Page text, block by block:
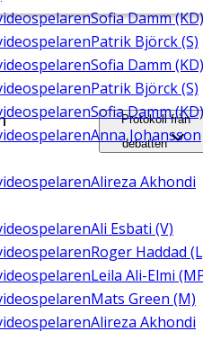
Sofia Damm (KD)
Patrik Björck (S)
Sofia Damm (KD)
Patrik Björck (S)
Sofia Damm (KD)
Anna Johansson
Alireza Akhondi
Ali Esbati (V)
Roger Haddad
Leila Ali-Elmi
Mats Green (M)
Alireza Akhondi
Protokoll från
debatten